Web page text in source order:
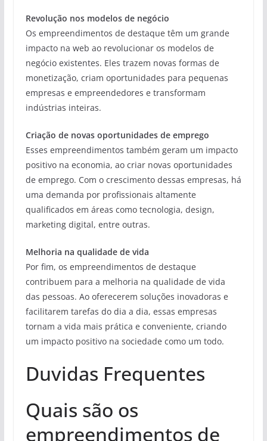
Revolução nos modelos de negócio
Os empreendimentos de destaque têm um grande
impacto na web ao revolucionar os modelos de
negócio existentes. Eles trazem novas formas de
monetização, criam oportunidades para pequenas
empresas e empreendedores e transformam
indústrias inteiras.
Criação de novas oportunidades de emprego
Esses empreendimentos também geram um impacto
positivo na economia, ao criar novas oportunidades
de emprego. Com o crescimento dessas empresas, há
uma demanda por profissionais altamente
qualificados em áreas como tecnologia, design,
marketing digital, entre outras.
Melhoria na qualidade de vida
Por fim, os empreendimentos de destaque
contribuem para a melhoria na qualidade de vida
das pessoas. Ao oferecerem soluções inovadoras e
facilitarem tarefas do dia a dia, essas empresas
tornam a vida mais prática e conveniente, criando
um impacto positivo na sociedade como um todo.
Duvidas Frequentes
Quais são os
empreendimentos de